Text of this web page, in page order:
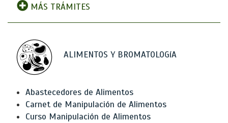
MÁS TRÁMITES
ALIMENTOS Y BROMATOLOGíA
Abastecedores de Alimentos
Carnet de Manipulación de Alimentos
Curso Manipulación de Alimentos